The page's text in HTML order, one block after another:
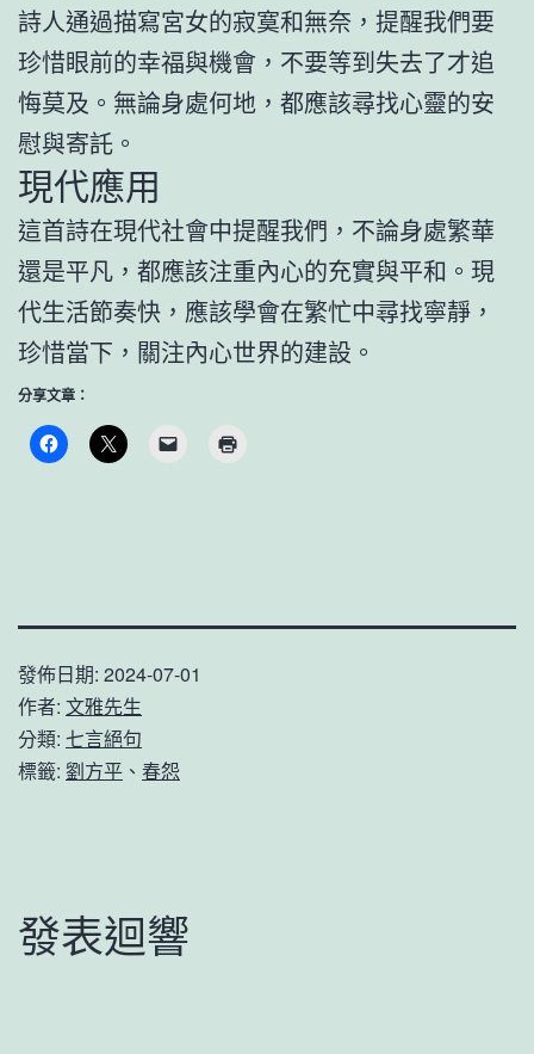
詩人通過描寫宮女的寂寞和無奈，提醒我們要
珍惜眼前的幸福與機會，不要等到失去了才追
悔莫及。無論身處何地，都應該尋找心靈的安
慰與寄託。
現代應用
這首詩在現代社會中提醒我們，不論身處繁華
還是平凡，都應該注重內心的充實與平和。現
代生活節奏快，應該學會在繁忙中尋找寧靜，
珍惜當下，關注內心世界的建設。
分享文章：
發佈日期: 2024-07-01
作者: 文雅先生
分類: 七言絕句
標籤: 劉方平 、 春怨
發表迴響